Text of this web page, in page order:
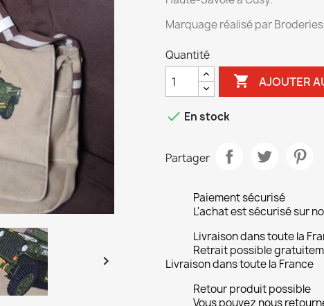

Marquage réalisé par
Quantité
 AJOUTER
 En stock
Partager
Paiement sécurisé
L'achat est sécurisé sur
Livraison dans toute la
Retrait possible
Livraison dans toute la France
Retour produit possible
Vous pouvez nous